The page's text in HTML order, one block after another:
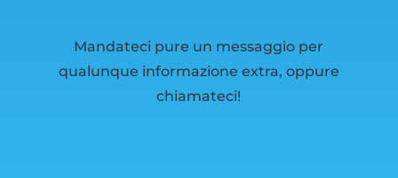
Mandateci pure un messaggio per
qualunque informazione extra, oppure
chiamateci!